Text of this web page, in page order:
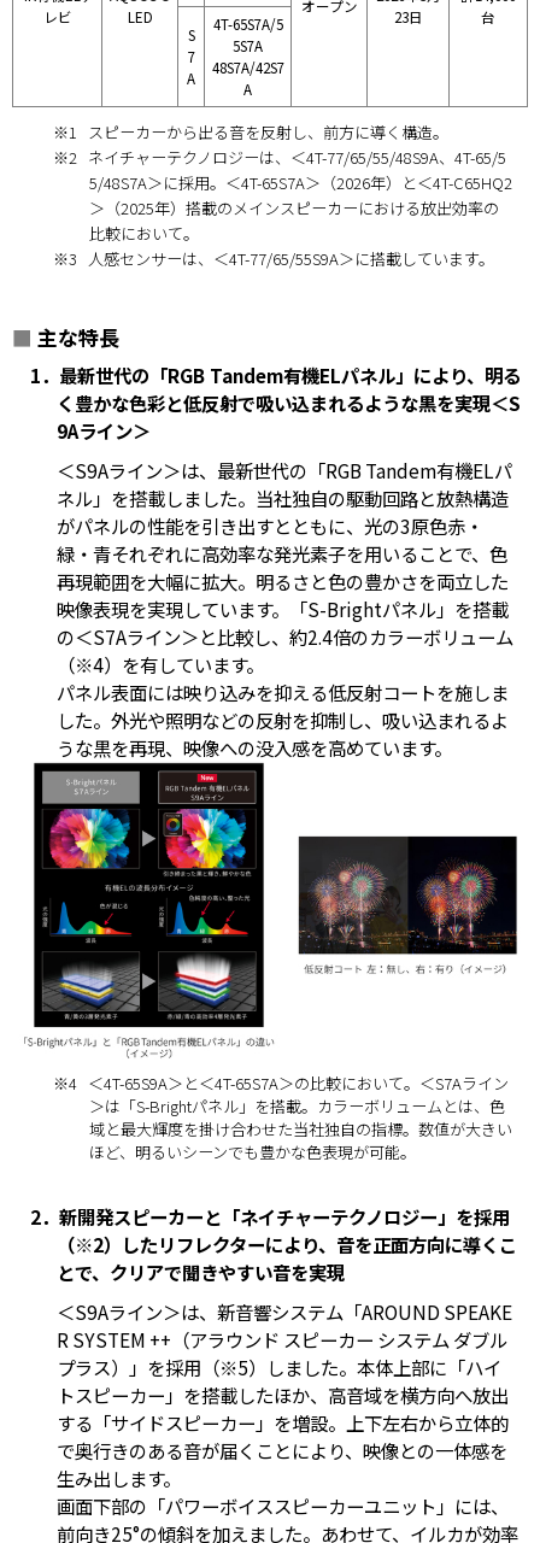
レビ
LED
オープン
23日
台
S
7
A
4T-65S7A/5
5S7A
48S7A/42S7
A
※1
スピーカーから出る音を反射し、前方に導く構造。
※2 ネイチャーテクノロジーは、＜4T-77/65/55/48S9A、4T-65/5
5/48S7A＞に採用。＜4T-65S7A＞（2026年）と＜4T-C65HQ2
＞（2025年）搭載のメインスピーカーにおける放出効率の
比較において。
※3
人感センサーは、＜4T-77/65/55S9A＞に搭載しています。
■ 主な特長
1．最新世代の「RGB Tandem有機ELパネル」により、明る
く豊かな色彩と低反射で吸い込まれるような黒を実現＜S
9Aライン＞
＜S9Aライン＞は、最新世代の「RGB Tandem有機ELパ
ネル」を搭載しました。当社独自の駆動回路と放熱構造
がパネルの性能を引き出すとともに、光の3原色赤・
緑・青それぞれに高効率な発光素子を用いることで、色
再現範囲を大幅に拡大。明るさと色の豊かさを両立した
映像表現を実現しています。「S-Brightパネル」を搭載
の＜S7Aライン＞と比較し、約2.4倍のカラーボリューム
（※4）を有しています。
パネル表面には映り込みを抑える低反射コートを施しま
した。外光や照明などの反射を抑制し、吸い込まれるよ
うな黒を再現、映像への没入感を高めています。
※4 ＜4T-65S9A＞と＜4T-65S7A＞の比較において。＜S7Aライン
＞は「S-Brightパネル」を搭載。カラーボリュームとは、色
域と最大輝度を掛け合わせた当社独自の指標。数値が大きい
ほど、明るいシーンでも豊かな色表現が可能。
2．新開発スピーカーと「ネイチャーテクノロジー」を採用
（※2）したリフレクターにより、音を正面方向に導くこ
とで、クリアで聞きやすい音を実現
＜S9Aライン＞は、新音響システム「AROUND SPEAKE
R SYSTEM ++（アラウンド スピーカー システム ダブル
プラス）」を採用（※5）しました。本体上部に「ハイ
トスピーカー」を搭載したほか、高音域を横方向へ放出
する「サイドスピーカー」を増設。上下左右から立体的
で奥行きのある音が届くことにより、映像との一体感を
生み出します。
画面下部の「パワーボイススピーカーユニット」には、
前向き25°の傾斜を加えました。あわせて、イルカが効率